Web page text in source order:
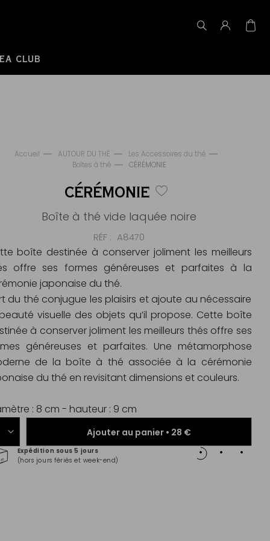
CLUB
Accueil AUTOUR DU THÉ
Les Accessoires du thé
Boîtes à thé
CÉRÉMONIE
CÉRÉMONIE
Boîte à thé vide laquée noire
RÉF A8470
Ajouter au panier • 28 €
Expédition sous 5 jours
(hors jours fériés et week-end)
boîte destinée à conserver joliment les meilleurs
offre ses formes généreuses et parfaites à la
japonaise du thé.
du thé conjugue les plaisirs et ajoute au nécessaire
visuelle des objets qu’il propose. Cette boîte
à conserver joliment les meilleurs thés offre ses
généreuses et parfaites. Une métamorphose
de la boîte à thé associée à la cérémonie
du thé en revisitant dimensions et couleurs.
: 8 cm - hauteur : 9 cm